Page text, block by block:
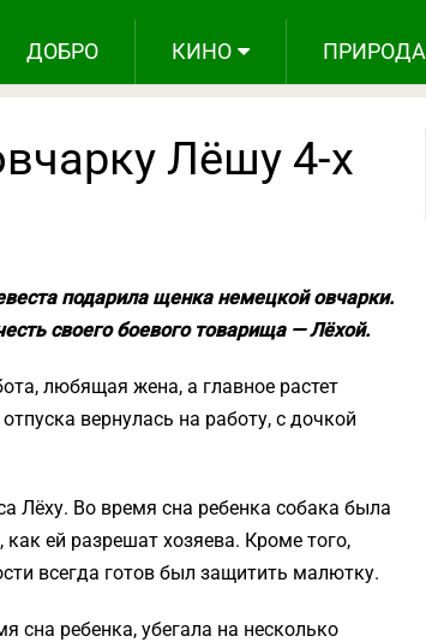
ДОБРО КИНО ПРИРОДА
Лёшу 4-х
подарила щенка немецкой овчарки.
своего боевого товарища — Лёхой.
любящая жена, а главное растет
вернулась на работу, с дочкой
Лёху. Во время сна ребенка собака была
ей разрешат хозяева. Кроме того,
всегда готов был защитить малютку.
сна ребенка, убегала на несколько